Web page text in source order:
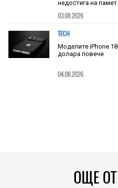
недостига на памет
03.08.2026
TECH
Моделите iPhone
долара повече
04.08.2026
ОЩЕ ОТ